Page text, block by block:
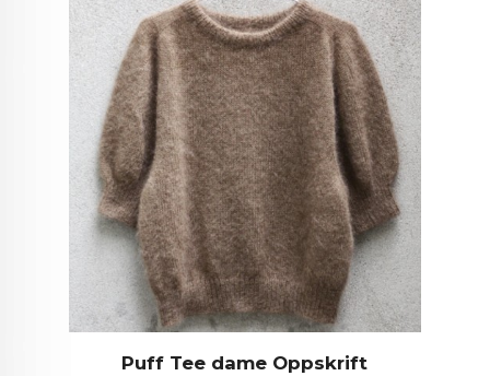
Puff Tee dame Oppskrift